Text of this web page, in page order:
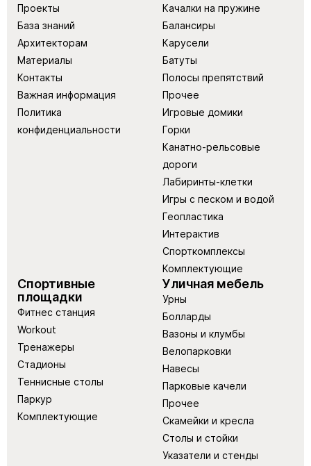
Проекты
База знаний
Архитекторам
Материалы
Контакты
Важная информация
Политика
конфиденциальности
Качалки на пружине
Балансиры
Карусели
Батуты
Полосы препятствий
Прочее
Игровые домики
Горки
Канатно-рельсовые
дороги
Лабиринты-клетки
Игры с песком и водой
Геопластика
Интерактив
Спорткомплексы
Комплектующие
Спортивные
площадки
Фитнес станция
Workout
Тренажеры
Стадионы
Теннисные столы
Паркур
Комплектующие
Уличная мебель
Урны
Болларды
Вазоны и клумбы
Велопарковки
Навесы
Парковые качели
Прочее
Скамейки и кресла
Столы и стойки
Указатели и стенды